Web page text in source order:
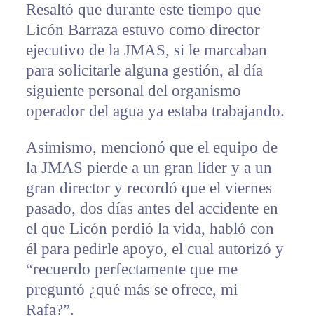
Resaltó que durante este tiempo que
Licón Barraza estuvo como director
ejecutivo de la JMAS, si le marcaban
para solicitarle alguna gestión, al día
siguiente personal del organismo
operador del agua ya estaba trabajando.
Asimismo, mencionó que el equipo de
la JMAS pierde a un gran líder y a un
gran director y recordó que el viernes
pasado, dos días antes del accidente en
el que Licón perdió la vida, habló con
él para pedirle apoyo, el cual autorizó y
“recuerdo perfectamente que me
preguntó ¿qué más se ofrece, mi
Rafa?”.